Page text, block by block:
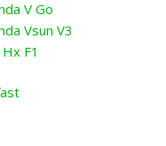
V Go
Vsun V3
F1